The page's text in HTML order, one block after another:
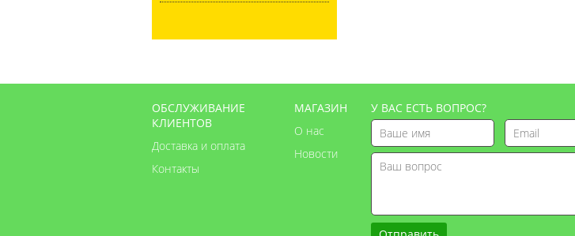
ОБСЛУЖИВАНИЕ
КЛИЕНТОВ
Доставка и оплата
Контакты
МАГАЗИН
О нас
Новости
У ВАС ЕСТЬ ВОПРОС?